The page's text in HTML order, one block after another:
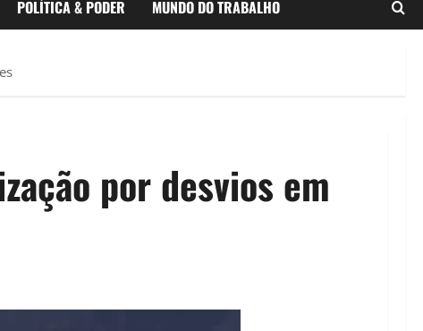
POLÍTICA & PODER MUNDO DO TRABALHO
por desvios em